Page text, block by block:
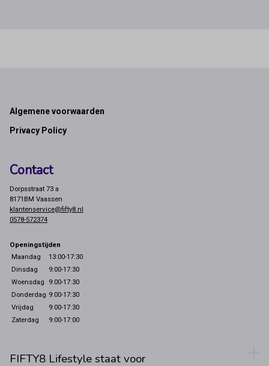
Footer
Algemene voorwaarden
Privacy Policy
Contact
Dorpsstraat 73 a
8171BM Vaassen
klantenservice@fifty8.nl
0578-572374
Openingstijden
Maandag
13:00-17:30
Dinsdag
9:00-17:30
Woensdag
9:00-17:30
Donderdag 9:00-17:30
Vrijdag
9:00-17:30
Zaterdag
9:00-17:00
FIFTY8 Lifestyle staat voor